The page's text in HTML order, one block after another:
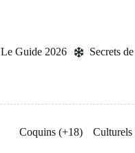
Le Guide 2026
Secrets
Coquins (+18)